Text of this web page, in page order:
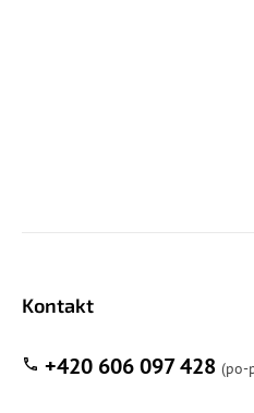
Kontakt
+420 606 097 428